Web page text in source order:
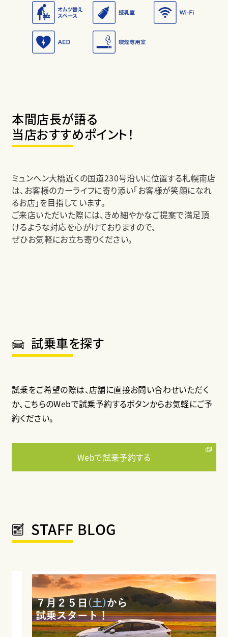
本間店長が語る
当店おすすめポイント！
ミュンヘン大橋近くの国道230号沿いに位置する札幌南店
は、お客様のカーライフに寄り添い「お客様が笑顔になれ
るお店」を目指しています。
ご来店いただいた際には、きめ細やかなご提案で満足頂
けるような対応を心がけておりますので、
ぜひお気軽にお立ち寄りください。
試乗車を探す
試乗をご希望の際は、店舗に直接お問い合わせいただく
か、 こちらのWebで試乗予約するボタンからお気軽にご予
約ください。
Webで試乗予約する
STAFF BLOG